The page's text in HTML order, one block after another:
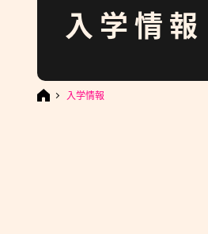
入学情報
入学情報